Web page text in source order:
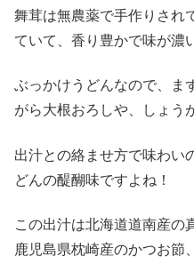
舞茸は無農薬で手作りされ
ていて、香り豊かで味が濃
ぶっかけうどんなので、ま
がら大根おろしや、しょう
出汁との絡ませ方で味わい
どんの醍醐味ですよね！
この出汁は北海道道南産の
鹿児島県枕崎産のかつお節